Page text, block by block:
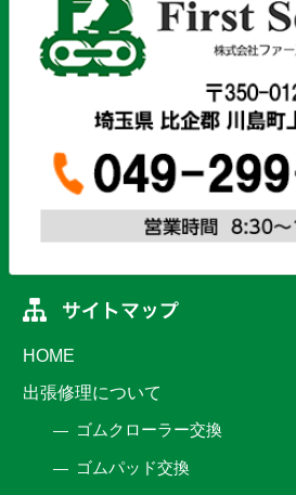
HOME
出張修理について
ゴムクローラー交換
ゴムパッド交換